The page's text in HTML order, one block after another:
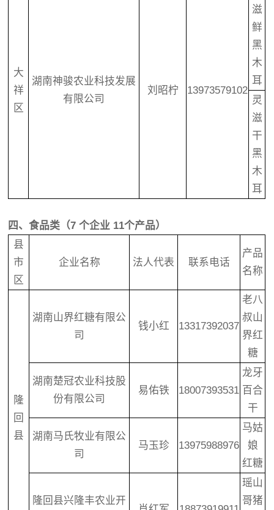
大
祥
区
湖南神骏农业科技发展
有限公司
刘昭柠 13973579102
滋
鲜
黑
木
耳
灵
滋
干
黑
木
耳
四、食品类（7 个企业 11个产品）
县
市
区
企业名称 法人代表 联系电话
产品
名称
隆
回
县
湖南山界红糖有限公
司
钱小红 13317392037
老八
叔山
界红
糖
湖南楚冠农业科技股
份有限公司
易佑铁 18007393531
龙牙
百合
干
湖南马氏牧业有限公
司
马玉珍 13975988976
马姑
娘
红糖
隆回县兴隆丰农业开
瑶山
哥猪